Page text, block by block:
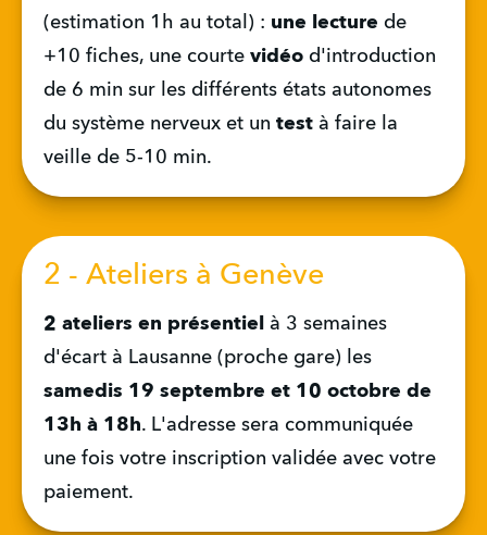
(estimation 1h au total) : une lecture de
+10 fiches, une courte vidéo d'introduction
de 6 min sur les différents états autonomes
du système nerveux et un test à faire la
veille de 5-10 min.
2 - Ateliers à Genève
2 ateliers en présentiel
à 3 semaines
d'écart à Lausanne (proche gare)
les
samedis 19 septembre et 10 octobre de
13h à 18h. L'adresse sera communiquée
une fois votre inscription validée avec votre
paiement.